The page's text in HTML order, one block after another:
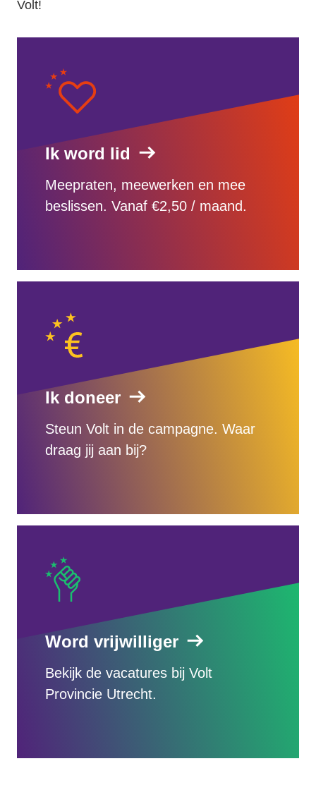
Volt!
Ik word lid
Meepraten, meewerken en mee
beslissen. Vanaf €2,50 / maand.
Ik doneer
Steun Volt in de campagne. Waar
draag jij aan bij?
Word vrijwilliger
Bekijk de vacatures bij Volt
Provincie Utrecht.